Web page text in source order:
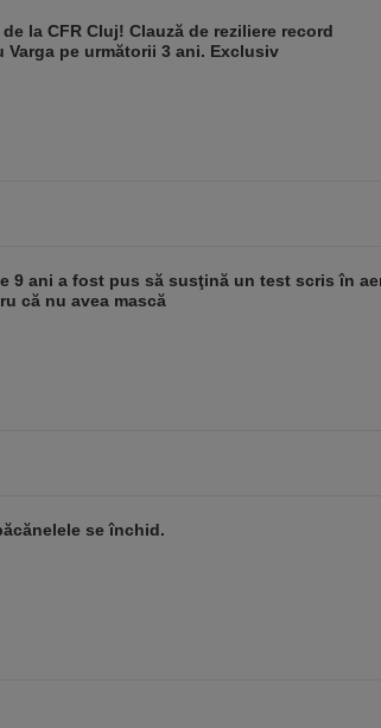
la CFR Cluj! Clauză de reziliere record
Varga pe următorii 3 ani. Exclusiv
9 ani a fost pus să susţină un test scris în
că nu avea mască
se închid.